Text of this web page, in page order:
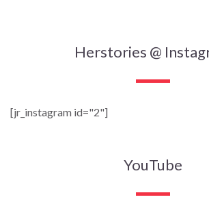
Herstories @
[jr_instagram id="2"]
YouTube